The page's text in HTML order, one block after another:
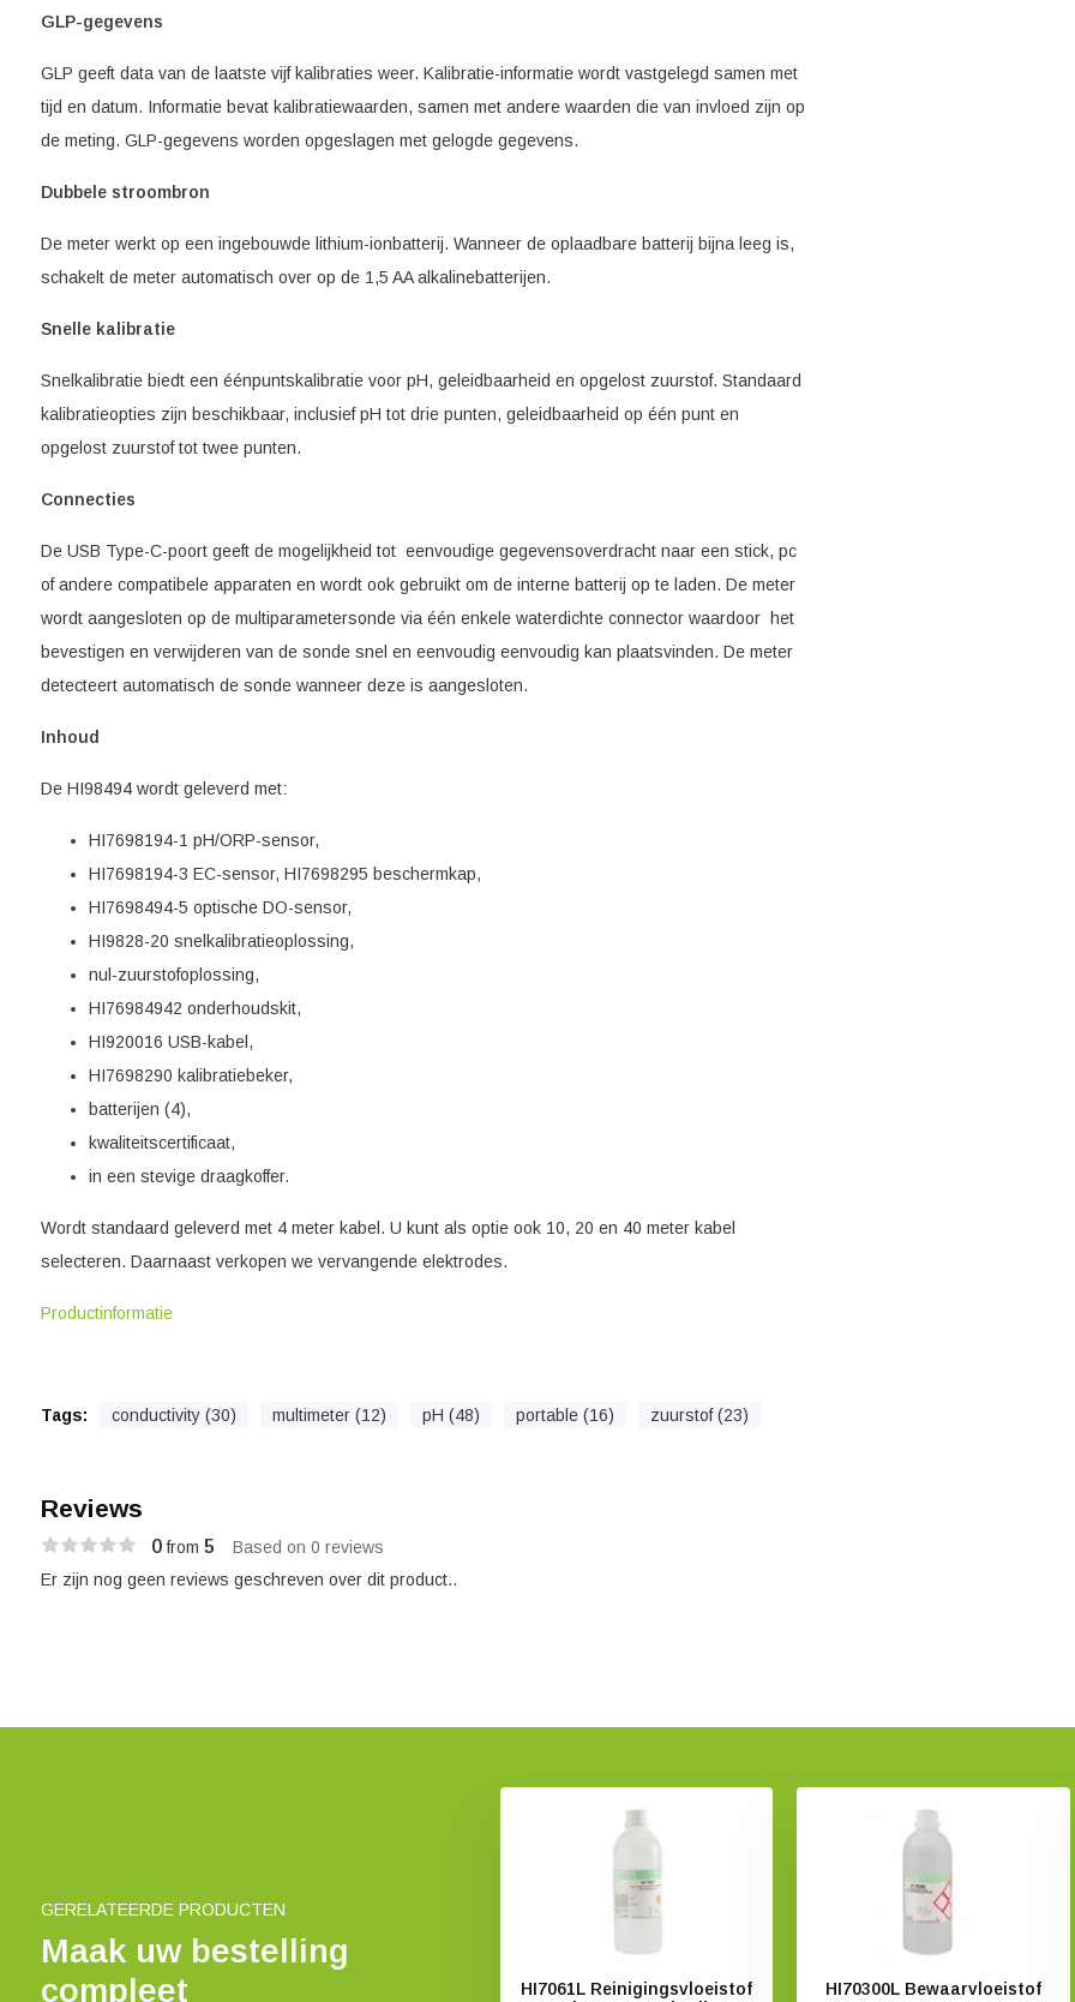
GLP-gegevens
GLP geeft data van de laatste vijf kalibraties weer. Kalibratie-informatie wordt vastgelegd samen met
tijd en datum. Informatie bevat kalibratiewaarden, samen met andere waarden die van invloed zijn op
de meting. GLP-gegevens worden opgeslagen met gelogde gegevens.
Dubbele stroombron
De meter werkt op een ingebouwde lithium-ionbatterij. Wanneer de oplaadbare batterij bijna leeg is,
schakelt de meter automatisch over op de 1,5 AA alkalinebatterijen.
Snelle kalibratie
Snelkalibratie biedt een éénpuntskalibratie voor pH, geleidbaarheid en opgelost zuurstof. Standaard
kalibratieopties zijn beschikbaar, inclusief pH tot drie punten, geleidbaarheid op één punt en
opgelost zuurstof tot twee punten.
Connecties
De USB Type-C-poort geeft de mogelijkheid tot eenvoudige gegevensoverdracht naar een stick, pc
of andere compatibele apparaten en wordt ook gebruikt om de interne batterij op te laden. De meter
wordt aangesloten op de multiparametersonde via één enkele waterdichte connector waardoor het
bevestigen en verwijderen van de sonde snel en eenvoudig eenvoudig kan plaatsvinden. De meter
detecteert automatisch de sonde wanneer deze is aangesloten.
Inhoud
De HI98494 wordt geleverd met:
HI7698194-1 pH/ORP-sensor,
HI7698194-3 EC-sensor, HI7698295 beschermkap,
HI7698494-5 optische DO-sensor,
HI9828-20 snelkalibratieoplossing,
nul-zuurstofoplossing,
HI76984942 onderhoudskit,
HI920016 USB-kabel,
HI7698290 kalibratiebeker,
batterijen (4),
kwaliteitscertificaat,
in een stevige draagkoffer.
Wordt standaard geleverd met 4 meter kabel. U kunt als optie ook 10, 20 en 40 meter kabel
selecteren. Daarnaast verkopen we vervangende elektrodes.
Productinformatie
Tags: conductivity (30) multimeter (12) pH (48) portable (16) zuurstof (23)
Reviews
0from 5
Based on 0 reviews
Er zijn nog geen reviews geschreven over dit product..
GERELATEERDE PRODUCTEN
Maak uw bestelling
compleet
HI7061L Reinigingsvloeistof
HI70300L Bewaarvloeistof